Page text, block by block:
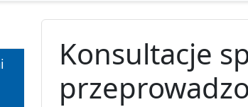
Konsultacje